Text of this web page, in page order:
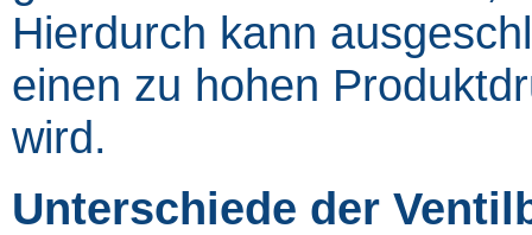
Hierdurch kann
einen zu hohen
wird.
Unterschiede der